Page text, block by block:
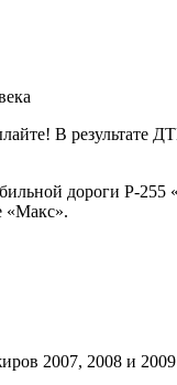
В результате
дороги Р-
«Макс».
2007, 2008 и